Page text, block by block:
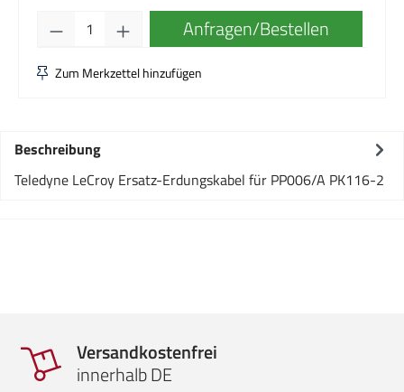
Produkt Anzahl: Gib den gewünschten
Anfragen/Bestellen
Zum Merkzettel hinzufügen
Beschreibung
Teledyne LeCroy Ersatz-Erdungskabel für PP006/A PK116-2
Versandkostenfrei
innerhalb DE